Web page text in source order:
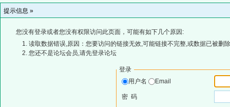
提示信息 »
您没有登录或者您没有权限访问此页面，可能有如下几个原因:
读取数据错误,原因：您要访问的链接无效,可能链接不完整,或数据已被删
您还不是论坛会员,请先登录论坛
登录
用户名
Email
密 码